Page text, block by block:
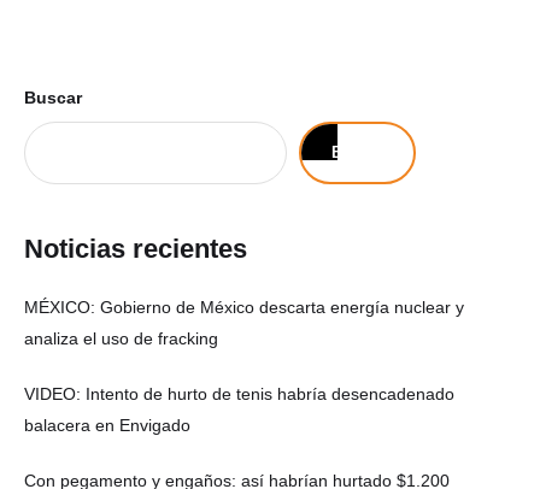
Buscar
Buscar
Noticias recientes
MÉXICO: Gobierno de México descarta energía nuclear y
analiza el uso de fracking
VIDEO: Intento de hurto de tenis habría desencadenado
balacera en Envigado
Con pegamento y engaños: así habrían hurtado $1.200